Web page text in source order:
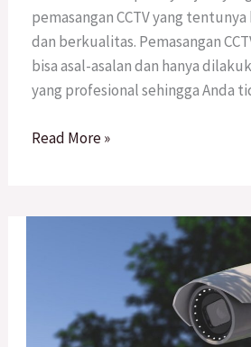
pemasangan CCTV yang
dan berkualitas. Pemasangan
bisa asal-asalan dan hanya
yang profesional sehingga Anda
Read More »